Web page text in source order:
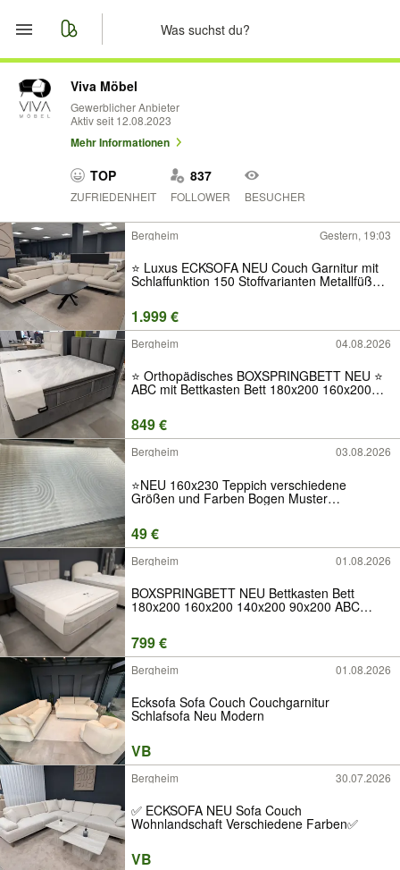
Start
Merkliste
Nachrichten
Viva Möbel
Gewerblicher Anbieter
Aktiv seit 12.08.2023
Mehr Informationen
TOP
ZUFRIEDENHEIT
837
FOLLOWER BESUCHER
Bergheim Gestern, 19:03
⭐️ Luxus ECKSOFA NEU Couch Garnitur mit
Schlaffunktion 150 Stoffvarianten Metallfüße
Samt Modern Modular Sofa Ikea Beige Weiß
Grau Groß Klein Cord L-Form
1.999 €
Bergheim 04.08.2026
⭐️ Orthopädisches BOXSPRINGBETT NEU ⭐
ABC mit Bettkasten Bett 180x200 160x200
Stauraum Ratenkauf Neuware Luxus Stoff
Samt Qualität Angebot H2 H3 H4 Modern
Hotel
849 €
Bergheim 03.08.2026
⭐NEU 160x230 Teppich verschiedene
Größen und Farben Bogen Muster
Wohnzimmer Läufer Hochflor Kurzflor 3D
Hasenfell Beige Cream Grau Anthrazit Weiß
Schwarz Orientalisch Orient Antirutsch
waschbar modern
49 €
Bergheim 01.08.2026
BOXSPRINGBETT NEU Bettkasten Bett
180x200 160x200 140x200 90x200 ABC
Ratenkauf Neuware Luxus Stoff Qualität
Angebot
799 €
Bergheim 01.08.2026
Ecksofa Sofa Couch Couchgarnitur
Schlafsofa Neu Modern
VB
Bergheim 30.07.2026
✅ ECKSOFA NEU Sofa Couch
Wohnlandschaft Verschiedene Farben✅
VB